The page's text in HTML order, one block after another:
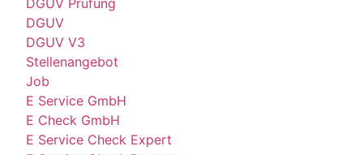
DGUV Prüfung
DGUV
DGUV V3
Stellenangebot
Job
E Service GmbH
E Check GmbH
E Service Check Expert